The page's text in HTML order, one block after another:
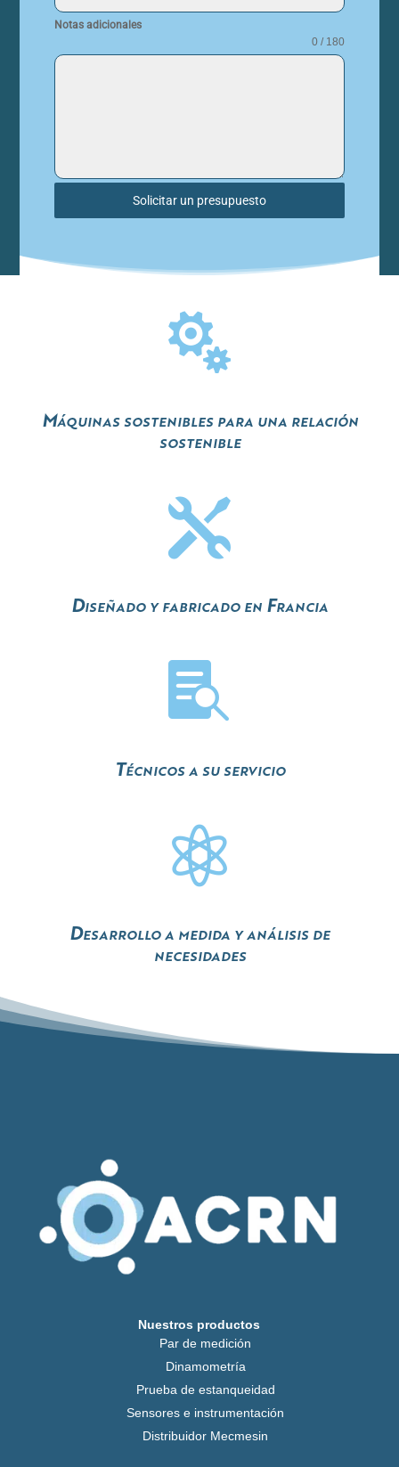
Notas adicionales
0 / 180
Solicitar un presupuesto

Máquinas sostenibles para una relación
sostenible

Diseñado y fabricado en Francia

Técnicos a su servicio

Desarrollo a medida y análisis de
necesidades
Nuestros productos
Par de medición
Dinamometría
Prueba de estanqueidad
Sensores e instrumentación
Distribuidor Mecmesin